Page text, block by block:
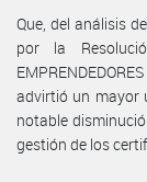
Que, del análisis
por la
advirtió un mayor
notable
gestión de los